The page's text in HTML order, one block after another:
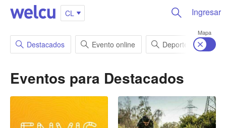
CL Ingresar
Destacados Evento online Deportes
Mapa
Eventos para Destacados